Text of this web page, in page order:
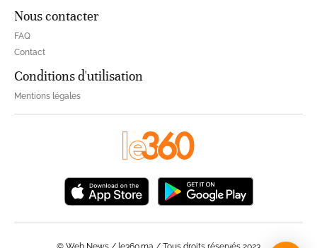
Nous contacter
FAQ
Contact
Conditions d'utilisation
Mentions légales